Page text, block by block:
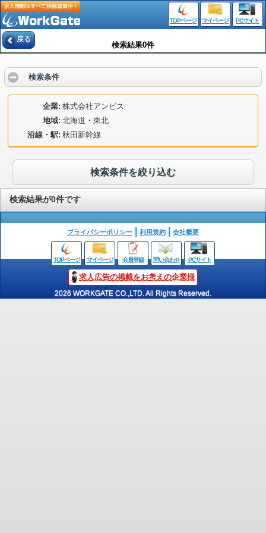
TOPページ マイページ PCサイト
戻る
検索結果0件
検索条件
企業 株式会社アンビス
地域 北海道・東北
沿線・駅 秋田新幹線
検索条件を絞り込む
検索結果が0件です
プライバシーポリシー 利用規約 会社概要
TOPページ マイページ 会員登録 問い合わせ PCサイト
求人広告の掲載をお考えの企業様
2026 WORKGATE CO.,LTD. All Rights Reserved.